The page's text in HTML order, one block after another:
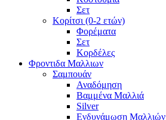
Σετ
Κορίτσι (0-2 ετών)
Φορέματα
Σετ
Κορδέλες
Φροντιδα Μαλλιων
Σαμπουάν
Αναδόμηση
Βαμμένα Μαλλιά
Silver
Ενδυνάμωση Μαλλιών